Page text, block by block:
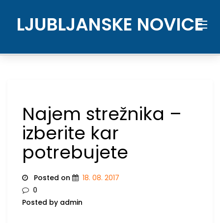
contentLJUBLJANSKE NOVICE
Najem strežnika –
izberite kar
potrebujete
Posted on
18. 08. 2017
0
Posted by admin